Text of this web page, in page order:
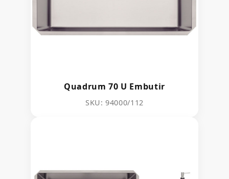
Quadrum 70 U Embutir
SKU: 94000/112